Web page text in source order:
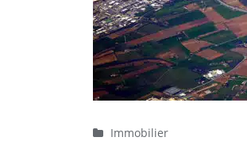
Immobilier